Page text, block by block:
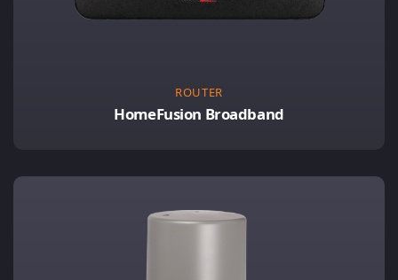
ROUTER
HomeFusion Broadband